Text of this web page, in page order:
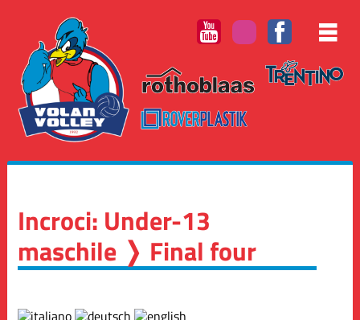
Incroci: Under-13
maschile ❭ Final four